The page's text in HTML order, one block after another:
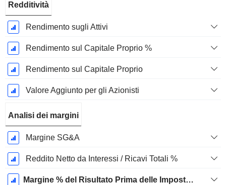
Fiscale:
Dicembre
Redditività
Rendimento sugli Attivi
Rendimento sul Capitale Proprio %
Rendimento sul Capitale Proprio
Valore Aggiunto per gli Azionisti
Analisi dei margini
Margine SG&A
Reddito Netto da Interessi / Ricavi Totali %
Margine % del Risultato Prima delle Imposte Escl. Elementi Non Ricorrenti